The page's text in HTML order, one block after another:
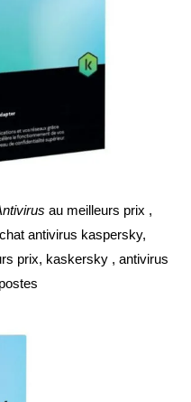
au meilleurs prix ,
antivirus kaspersky,
prix, kaskersky , antivirus